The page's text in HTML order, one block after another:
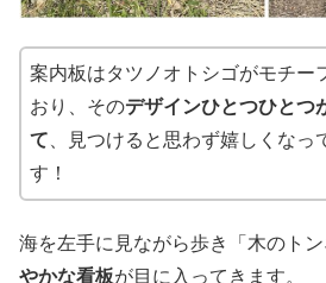
案内板はタツノオトシゴがモチー
おり、そのデザインひとつひとつ
て 、見つけると思わず嬉しくなっ
す！
海を左手に見ながら歩き「木のトン
やかな看板が目に入ってきます。